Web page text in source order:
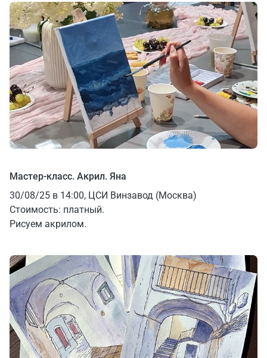
Мастер-класс. Акрил. Яна
30/08/25 в 14:00, ЦСИ Винзавод (Москва)
Стоимость: платный.
Рисуем акрилом.